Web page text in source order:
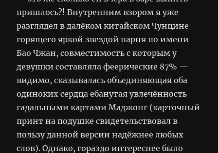
пришлось?! Внутренним взором я уже
разглядел в далёком китайском Чунцине
горящего яркой звездой парня по имени
Бао Чжан, совместимость с которым у
девушки составляла феерические 87% —
видимо, сказывалась объединяющая оба
одиноких сердца ебанутая увлечённость
гадальными картами Маджонг (карточный
принт на подушке свидетельствовал в
пользу данной версии надёжнее любых
слов). Однако, гораздо интереснее было